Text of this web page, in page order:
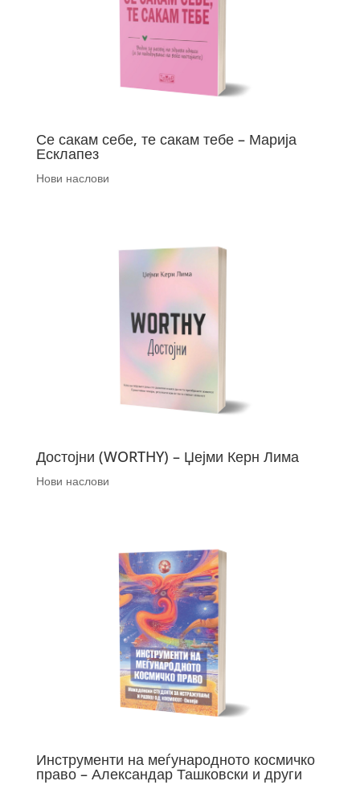
Се сакам себе, те сакам тебе – Марија
Есклапез
Нови наслови
Достојни (WORTHY) – Џејми Керн Лима
Нови наслови
Инструменти на меѓународното космичко
право – Александар Ташковски и други